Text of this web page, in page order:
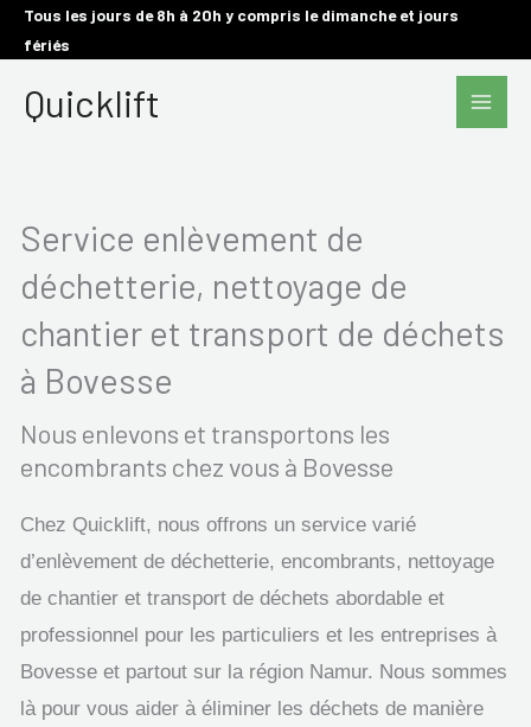
AllerTous les jours de 8h à 20h y compris le dimanche et jours
fériés
Quicklift
Main
Service enlèvement de
déchetterie, nettoyage de
chantier et transport de déchets
à Bovesse
Nous enlevons et transportons les
encombrants chez vous à Bovesse
Chez Quicklift, nous offrons un service varié
d’enlèvement de déchetterie, encombrants, nettoyage
de chantier et transport de déchets abordable et
professionnel pour les particuliers et les entreprises à
Bovesse et partout sur la région Namur. Nous sommes
là pour vous aider à éliminer les déchets de manière